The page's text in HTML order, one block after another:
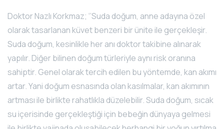
Doktor Nazlı Korkmaz; ‘’Suda doğum, anne adayına özel
olarak tasarlanan küvet benzeri bir ünite ile gerçekleşir.
Suda doğum, kesinlikle her anı doktor takibine alınarak
yapılır. Diğer bilinen doğum türleriyle aynı risk oranına
sahiptir. Genel olarak tercih edilen bu yöntemde, kan akımı
artar. Yani doğum esnasında olan kasılmalar, kan akımının
artması ile birlikte rahatlıkla düzelebilir. Suda doğum, sıcak
su içerisinde gerçekleştiği için bebeğin dünyaya gelmesi